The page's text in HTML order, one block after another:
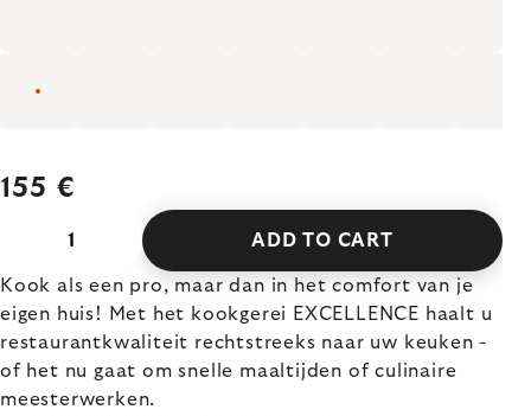
155 €
ADD TO CART
Kook als een pro, maar dan in het comfort van je
eigen huis! Met het kookgerei EXCELLENCE haalt u
restaurantkwaliteit rechtstreeks naar uw keuken -
of het nu gaat om snelle maaltijden of culinaire
meesterwerken.